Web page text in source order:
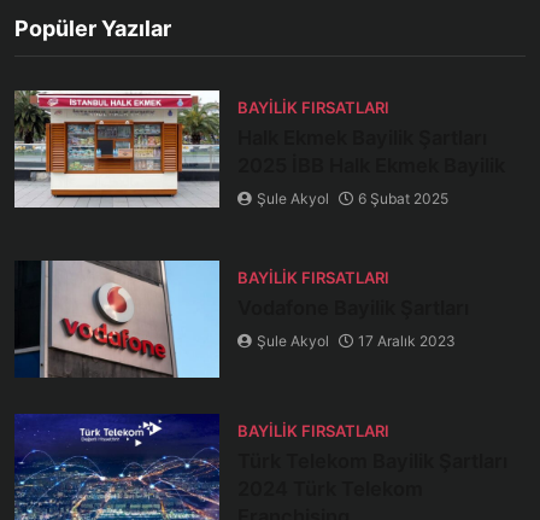
Popüler Yazılar
BAYILIK FIRSATLARI
Şule Akyol 6 Şubat 2025
BAYILIK FIRSATLARI
Şule Akyol 17 Aralık 2023
BAYILIK FIRSATLARI